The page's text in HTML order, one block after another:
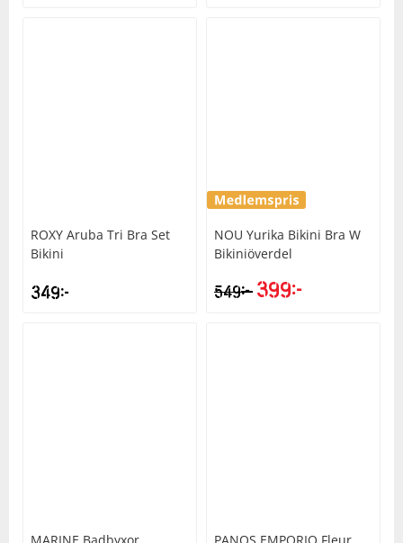
ROXY Aruba Tri Bra Set
Bikini
349kr
NOU Yurika Bikini Bra W
Bikiniöverdel
549kr 399kr